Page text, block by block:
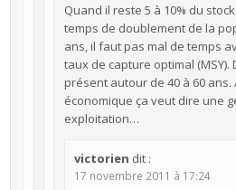
Quand il reste 5 à 10% du
temps de doublement de la
ans, il faut pas mal de temps
taux de capture optimal (MSY).
présent autour de 40 à 60 ans.
économique ça veut dire une
exploitation…
victorien dit :
17 novembre 2011 à 17:24